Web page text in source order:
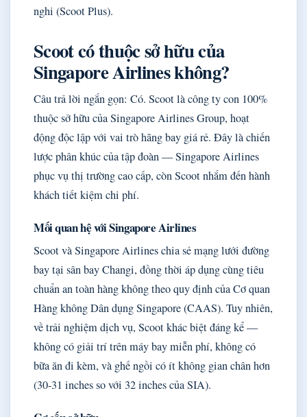
nghi (Scoot Plus).
Scoot có thuộc sở hữu của
Singapore Airlines không?
Câu trả lời ngắn gọn: Có. Scoot là công ty con 100%
thuộc sở hữu của Singapore Airlines Group, hoạt
động độc lập với vai trò hãng bay giá rẻ. Đây là chiến
lược phân khúc của tập đoàn — Singapore Airlines
phục vụ thị trường cao cấp, còn Scoot nhắm đến hành
khách tiết kiệm chi phí.
Mối quan hệ với Singapore Airlines
Scoot và Singapore Airlines chia sẻ mạng lưới đường
bay tại sân bay Changi, đồng thời áp dụng cùng tiêu
chuẩn an toàn hàng không theo quy định của Cơ quan
Hàng không Dân dụng Singapore (CAAS). Tuy nhiên,
về trải nghiệm dịch vụ, Scoot khác biệt đáng kể —
không có giải trí trên máy bay miễn phí, không có
bữa ăn đi kèm, và ghế ngồi có ít không gian chân hơn
(30-31 inches so với 32 inches của SIA).